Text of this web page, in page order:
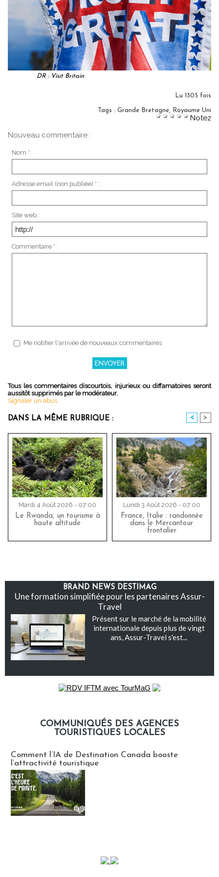
DR : Visit Britain
Lu 1305 fois
Tags : Grande Bretagne, Royaume Uni
Notez
Nouveau commentaire :
Nom * :
Adresse email (non publiée) * :
Site web :
Commentaire * :
Me notifier l'arrivée de nouveaux commentaires
Tous les commentaires discourtois, injurieux ou diffamatoires seront
aussitôt supprimés par le modérateur.
Signaler un abus
DANS LA MÊME RUBRIQUE : < >
Mardi 4 Août 2026 - 07:00
Le Rwanda, un tourisme à
haute altitude
Lundi 3 Août 2026 - 07:00
France, Italie : randonnée
dans le Mercantour
frontalier
BRAND NEWS DESTIMAG
Une formation simplifiée pour les partenaires Assur-
Travel
Présent sur le marché de la mobilité
internationale depuis plus de vingt
ans, Assur-Travel s'est...
COMMUNIQUÉS DES AGENCES
TOURISTIQUES LOCALES
Comment l’IA de Destination Canada booste
l’attractivité touristique